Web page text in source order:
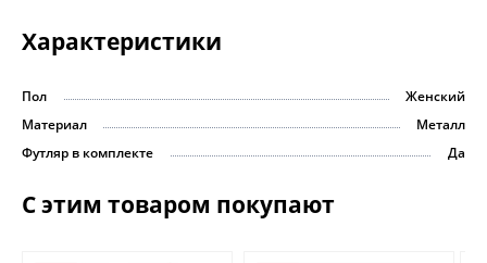
Характеристики
Пол
Женский
Материал
Металл
Футляр в комплекте
Да
С этим товаром покупают